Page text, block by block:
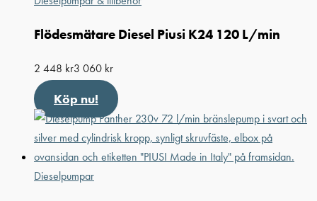
Flödesmätare Diesel Piusi K24 120 L/min
2 448 kr3 060 kr
Köp nu!
Dieselpumpar